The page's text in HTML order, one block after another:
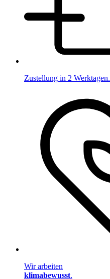
Zustellung in 2 Werktagen.
Wir arbeiten
klimabewusst.